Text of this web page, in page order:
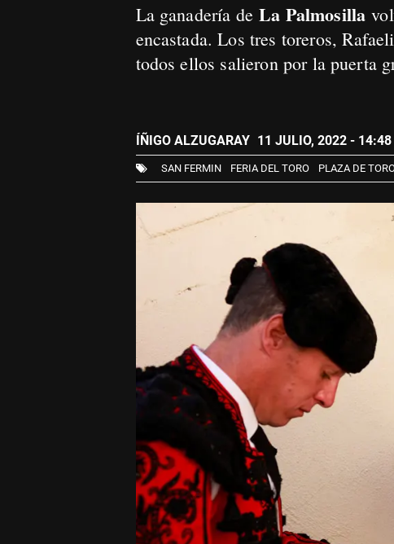
La ganadería deLa Palmosilla
encastada. Los tres toreros,
todos ellos salieron por la puerta
ÍÑIGO ALZUGARAY 11 JULIO, 2022 - 14:48
SAN FERMIN FERIA DEL TORO PLAZA DE